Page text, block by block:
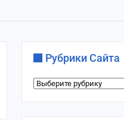
Рубрики Сайта
Рубрики